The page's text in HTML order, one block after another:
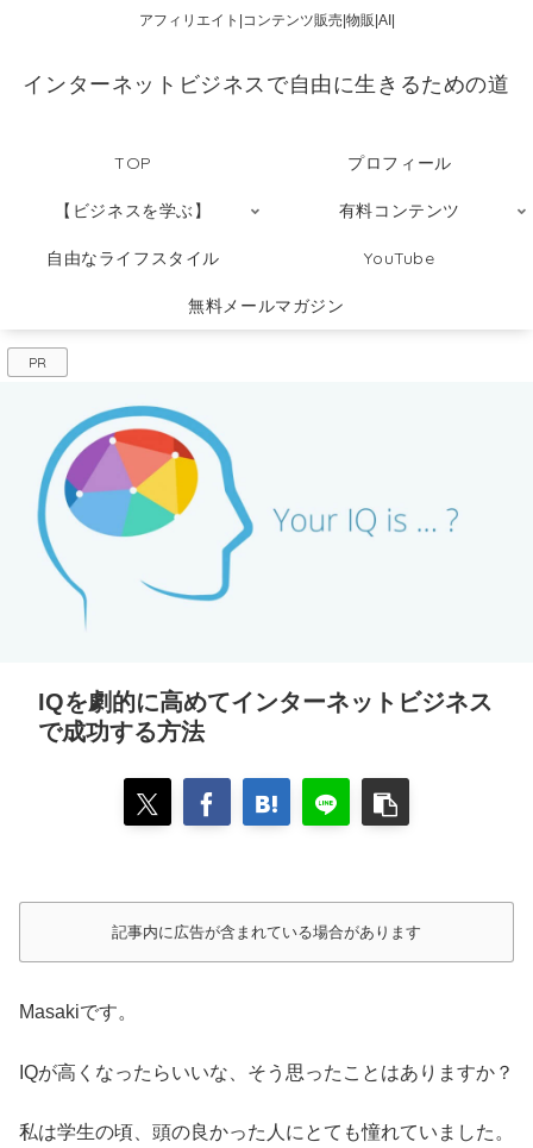
アフィリエイト|コンテンツ販売|物販|AI|
インターネットビジネスで自由に生きるための道
TOP プロフィール
【ビジネスを学ぶ】 有料コンテンツ
自由なライフスタイル YouTube
無料メールマガジン
PR
IQを劇的に高めてインターネットビジネス
で成功する方法
記事内に広告が含まれている場合があります
Masakiです。
IQが高くなったらいいな、そう思ったことはありますか？
私は学生の頃、頭の良かった人にとても憧れていました。